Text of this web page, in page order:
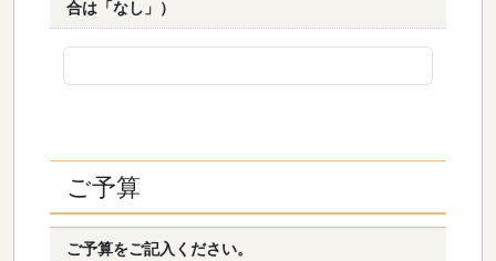
合は「なし」）
ご予算
ご予算をご記入ください。